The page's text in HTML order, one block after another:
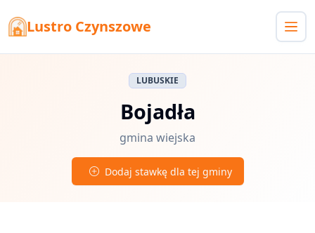
Lustro Czynszowe
LUBUSKIE
Bojadła
gmina wiejska
Dodaj stawkę dla tej gminy